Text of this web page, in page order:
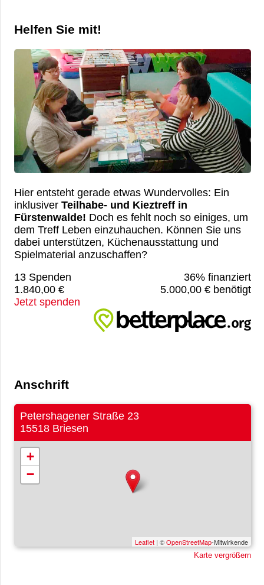
Helfen Sie mit!
Hier entsteht gerade etwas Wundervolles: Ein
inklusiverTeilhabe- und Kieztreff in
Fürstenwalde! Doch es fehlt noch so einiges, um
dem Treff Leben einzuhauchen. Können Sie uns
dabei unterstützen, Küchenausstattung und
Spielmaterial anzuschaffen?
13 Spenden
36% finanziert
1.840,00 €
5.000,00 € benötigt
Jetzt spenden
Anschrift
Petershagener Straße 23
15518 Briesen
+
−
Leaflet| ©OpenStreetMap-Mitwirkende
Karte vergrößern